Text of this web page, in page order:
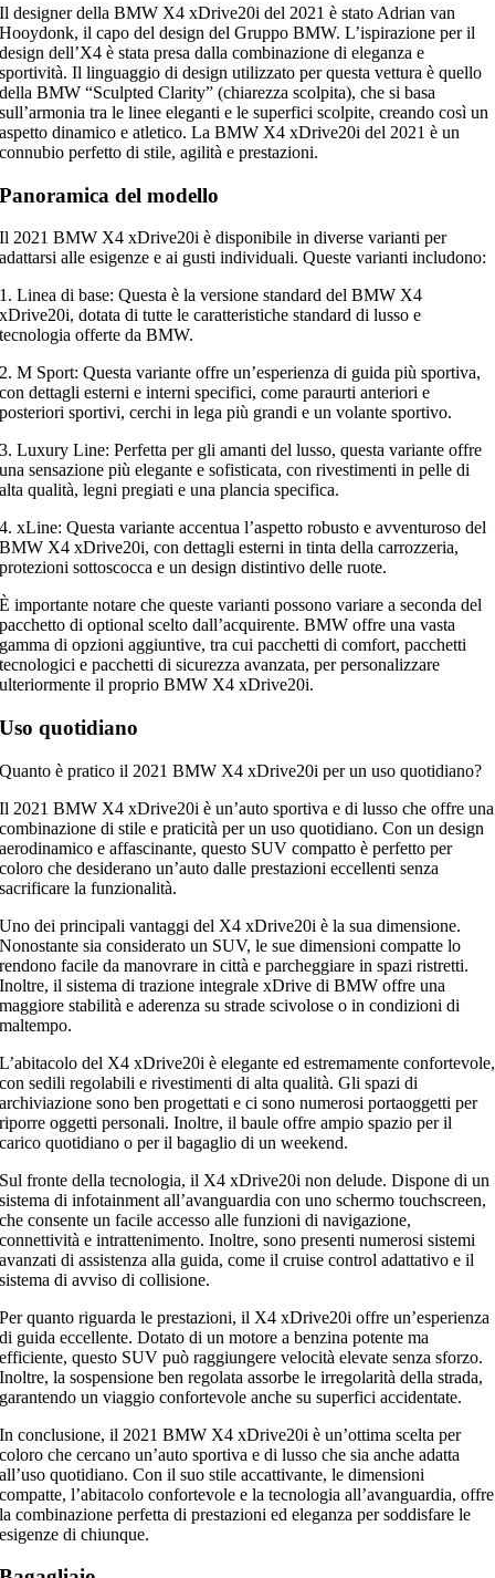
Il designer della BMW X4 xDrive20i del 2021 è stato Adrian van
Hooydonk, il capo del design del Gruppo BMW. L’ispirazione per il
design dell’X4 è stata presa dalla combinazione di eleganza e
sportività. Il linguaggio di design utilizzato per questa vettura è quello
della BMW “Sculpted Clarity” (chiarezza scolpita), che si basa
sull’armonia tra le linee eleganti e le superfici scolpite, creando così un
aspetto dinamico e atletico. La BMW X4 xDrive20i del 2021 è un
connubio perfetto di stile, agilità e prestazioni.
Panoramica del modello
Il 2021 BMW X4 xDrive20i è disponibile in diverse varianti per
adattarsi alle esigenze e ai gusti individuali. Queste varianti includono:
1. Linea di base: Questa è la versione standard del BMW X4
xDrive20i, dotata di tutte le caratteristiche standard di lusso e
tecnologia offerte da BMW.
2. M Sport: Questa variante offre un’esperienza di guida più sportiva,
con dettagli esterni e interni specifici, come paraurti anteriori e
posteriori sportivi, cerchi in lega più grandi e un volante sportivo.
3. Luxury Line: Perfetta per gli amanti del lusso, questa variante offre
una sensazione più elegante e sofisticata, con rivestimenti in pelle di
alta qualità, legni pregiati e una plancia specifica.
4. xLine: Questa variante accentua l’aspetto robusto e avventuroso del
BMW X4 xDrive20i, con dettagli esterni in tinta della carrozzeria,
protezioni sottoscocca e un design distintivo delle ruote.
È importante notare che queste varianti possono variare a seconda del
pacchetto di optional scelto dall’acquirente. BMW offre una vasta
gamma di opzioni aggiuntive, tra cui pacchetti di comfort, pacchetti
tecnologici e pacchetti di sicurezza avanzata, per personalizzare
ulteriormente il proprio BMW X4 xDrive20i.
Uso quotidiano
Quanto è pratico il 2021 BMW X4 xDrive20i per un uso quotidiano?
Il 2021 BMW X4 xDrive20i è un’auto sportiva e di lusso che offre una
combinazione di stile e praticità per un uso quotidiano. Con un design
aerodinamico e affascinante, questo SUV compatto è perfetto per
coloro che desiderano un’auto dalle prestazioni eccellenti senza
sacrificare la funzionalità.
Uno dei principali vantaggi del X4 xDrive20i è la sua dimensione.
Nonostante sia considerato un SUV, le sue dimensioni compatte lo
rendono facile da manovrare in città e parcheggiare in spazi ristretti.
Inoltre, il sistema di trazione integrale xDrive di BMW offre una
maggiore stabilità e aderenza su strade scivolose o in condizioni di
maltempo.
L’abitacolo del X4 xDrive20i è elegante ed estremamente confortevole,
con sedili regolabili e rivestimenti di alta qualità. Gli spazi di
archiviazione sono ben progettati e ci sono numerosi portaoggetti per
riporre oggetti personali. Inoltre, il baule offre ampio spazio per il
carico quotidiano o per il bagaglio di un weekend.
Sul fronte della tecnologia, il X4 xDrive20i non delude. Dispone di un
sistema di infotainment all’avanguardia con uno schermo touchscreen,
che consente un facile accesso alle funzioni di navigazione,
connettività e intrattenimento. Inoltre, sono presenti numerosi sistemi
avanzati di assistenza alla guida, come il cruise control adattativo e il
sistema di avviso di collisione.
Per quanto riguarda le prestazioni, il X4 xDrive20i offre un’esperienza
di guida eccellente. Dotato di un motore a benzina potente ma
efficiente, questo SUV può raggiungere velocità elevate senza sforzo.
Inoltre, la sospensione ben regolata assorbe le irregolarità della strada,
garantendo un viaggio confortevole anche su superfici accidentate.
In conclusione, il 2021 BMW X4 xDrive20i è un’ottima scelta per
coloro che cercano un’auto sportiva e di lusso che sia anche adatta
all’uso quotidiano. Con il suo stile accattivante, le dimensioni
compatte, l’abitacolo confortevole e la tecnologia all’avanguardia, offre
la combinazione perfetta di prestazioni ed eleganza per soddisfare le
esigenze di chiunque.